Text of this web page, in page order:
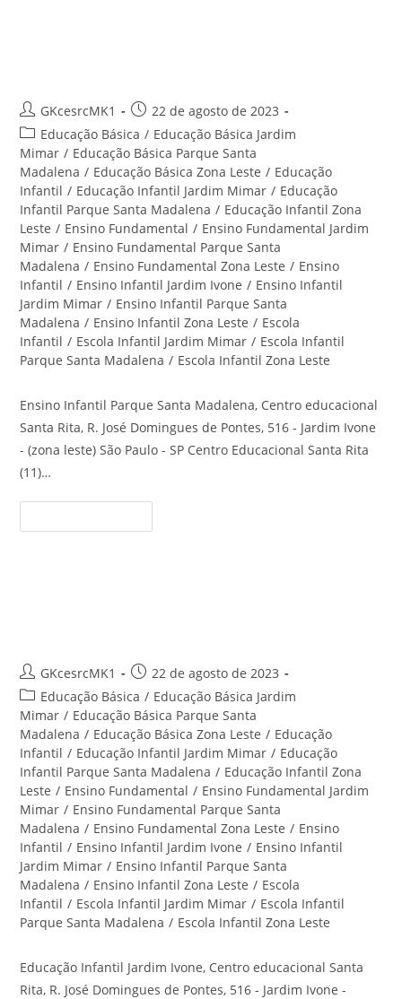
Autor
do
post:
GKcesrcMK1
Post
publicado:
22 de agosto de 2023
Categoria
do
post:
Educação Básica / Educação Básica Jardim
Mimar / Educação Básica Parque Santa
Madalena / Educação Básica Zona Leste / Educação
Infantil / Educação Infantil Jardim Mimar / Educação
Infantil Parque Santa Madalena / Educação Infantil Zona
Leste / Ensino Fundamental / Ensino Fundamental Jardim
Mimar / Ensino Fundamental Parque Santa
Madalena / Ensino Fundamental Zona Leste / Ensino
Infantil / Ensino Infantil Jardim Ivone / Ensino Infantil
Jardim Mimar / Ensino Infantil Parque Santa
Madalena / Ensino Infantil Zona Leste / Escola
Infantil / Escola Infantil Jardim Mimar / Escola Infantil
Parque Santa Madalena / Escola Infantil Zona Leste
Ensino Infantil Parque Santa Madalena, Centro educacional
Santa Rita, R. José Domingues de Pontes, 516 - Jardim Ivone
- (zona leste) São Paulo - SP Centro Educacional Santa Rita
(11)…
Infantil
Autor
do
post:
GKcesrcMK1
Post
publicado:
22 de agosto de 2023
Categoria
do
post:
Educação Básica / Educação Básica Jardim
Mimar / Educação Básica Parque Santa
Madalena / Educação Básica Zona Leste / Educação
Infantil / Educação Infantil Jardim Mimar / Educação
Infantil Parque Santa Madalena / Educação Infantil Zona
Leste / Ensino Fundamental / Ensino Fundamental Jardim
Mimar / Ensino Fundamental Parque Santa
Madalena / Ensino Fundamental Zona Leste / Ensino
Infantil / Ensino Infantil Jardim Ivone / Ensino Infantil
Jardim Mimar / Ensino Infantil Parque Santa
Madalena / Ensino Infantil Zona Leste / Escola
Infantil / Escola Infantil Jardim Mimar / Escola Infantil
Parque Santa Madalena / Escola Infantil Zona Leste
Educação Infantil Jardim Ivone, Centro educacional Santa
Rita, R. José Domingues de Pontes, 516 - Jardim Ivone -